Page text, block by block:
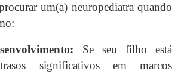
um(a) neuropediatra quando
Se seu filho está
significativos em marcos